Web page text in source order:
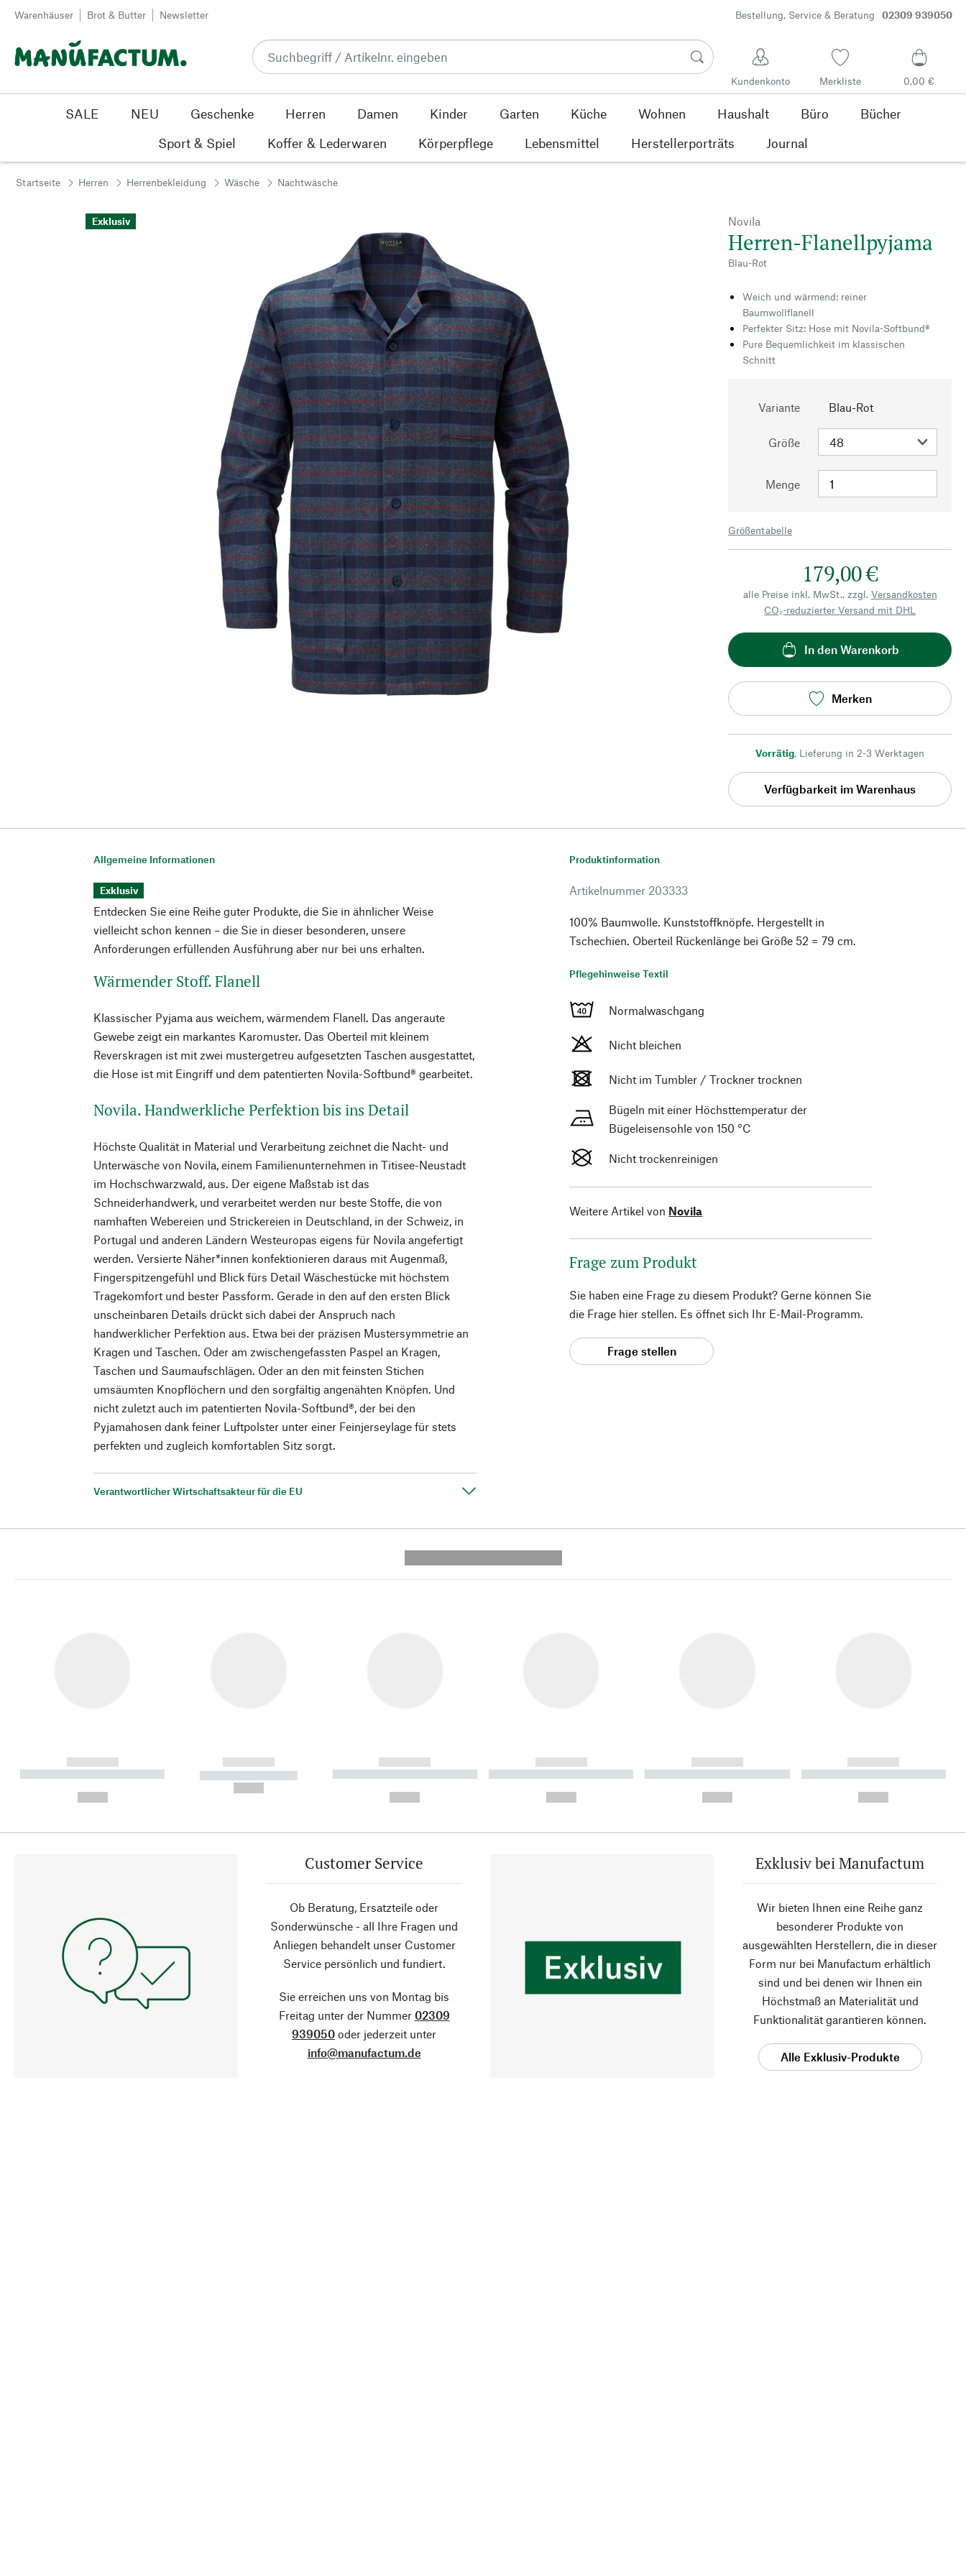
Zum Inhalt springen
Warenhäuser Brot & Butter Newsletter Bestellung, Service & Beratung 02309 939050
Kundenkonto Merkliste 0,00 €
SALE NEU Geschenke Herren Damen Kinder Garten Küche Wohnen Haushalt Büro
Bücher
Sport & Spiel
Koffer & Lederwaren Körperpflege Lebensmittel Herstellerporträts Journal
Startseite Herren Herrenbekleidung Wäsche Nachtwäsche
Exklusiv Novila
Herren-Flanellpyjama
Blau-Rot
Weich und wärmend: reiner
Baumwollflanell
Perfekter Sitz: Hose mit Novila-Softbund®
Pure Bequemlichkeit im klassischen
Schnitt
Variante Blau-Rot
Größe
Menge
Größentabelle
179,00 €
alle Preise inkl. MwSt., zzgl. Versandkosten
CO₂-reduzierter Versand mit DHL
In den Warenkorb
Merken
Vorrätig, Lieferung in 2-3 Werktagen
Verfügbarkeit im Warenhaus
Allgemeine Informationen
Exklusiv
Entdecken Sie eine Reihe guter Produkte, die Sie in ähnlicher Weise
vielleicht schon kennen – die Sie in dieser besonderen, unsere
Anforderungen erfüllenden Ausführung aber nur bei uns erhalten.
Wärmender Stoff. Flanell
Klassischer Pyjama aus weichem, wärmendem Flanell. Das angeraute
Gewebe zeigt ein markantes Karomuster. Das Oberteil mit kleinem
Reverskragen ist mit zwei mustergetreu aufgesetzten Taschen ausgestattet,
die Hose ist mit Eingriff und dem patentierten Novila-Softbund® gearbeitet.
Novila. Handwerkliche Perfektion bis ins Detail
Höchste Qualität in Material und Verarbeitung zeichnet die Nacht- und
Unterwäsche von Novila, einem Familienunternehmen in Titisee-Neustadt
im Hochschwarzwald, aus. Der eigene Maßstab ist das
Schneiderhandwerk, und verarbeitet werden nur beste Stoffe, die von
namhaften Webereien und Strickereien in Deutschland, in der Schweiz, in
Portugal und anderen Ländern Westeuropas eigens für Novila angefertigt
werden. Versierte Näher*innen konfektionieren daraus mit Augenmaß,
Fingerspitzengefühl und Blick fürs Detail Wäschestücke mit höchstem
Tragekomfort und bester Passform. Gerade in den auf den ersten Blick
unscheinbaren Details drückt sich dabei der Anspruch nach
handwerklicher Perfektion aus. Etwa bei der präzisen Mustersymmetrie an
Kragen und Taschen. Oder am zwischengefassten Paspel an Kragen,
Taschen und Saumaufschlägen. Oder an den mit feinsten Stichen
umsäumten Knopflöchern und den sorgfältig angenähten Knöpfen. Und
nicht zuletzt auch im patentierten Novila-Softbund®, der bei den
Pyjamahosen dank feiner Luftpolster unter einer Feinjerseylage für stets
perfekten und zugleich komfortablen Sitz sorgt.
Verantwortlicher Wirtschaftsakteur für die EU
Produktinformation
Artikelnummer 203333
100% Baumwolle. Kunststoffknöpfe. Hergestellt in
Tschechien. Oberteil Rückenlänge bei Größe 52 = 79 cm.
Pflegehinweise Textil
Normalwaschgang
Nicht bleichen
Nicht im Tumbler / Trockner trocknen
Bügeln mit einer Höchsttemperatur der
Bügeleisensohle von 150 °C
Nicht trockenreinigen
Weitere Artikel von Novila
Frage zum Produkt
Sie haben eine Frage zu diesem Produkt? Gerne können Sie
die Frage hier stellen. Es öffnet sich Ihr E-Mail-Programm.
Frage stellen
------------
----------- ----------- ----------
------------
----------- -----------
------------
----------- ----------- ----------
------------
----------- ----------- ----------
------------
----------- ----------- ----------
------------
----------- ----------- ----------
Customer Service
Ob Beratung, Ersatzteile oder
Sonderwünsche - all Ihre Fragen und
Anliegen behandelt unser Customer
Service persönlich und fundiert.
Sie erreichen uns von Montag bis
Freitag unter der Nummer 02309
939050 oder jederzeit unter
info@manufactum.de
Exklusiv bei Manufactum
Wir bieten Ihnen eine Reihe ganz
besonderer Produkte von
ausgewählten Herstellern, die in dieser
Form nur bei Manufactum erhältlich
sind und bei denen wir Ihnen ein
Höchstmaß an Materialität und
Funktionalität garantieren können.
Alle Exklusiv-Produkte